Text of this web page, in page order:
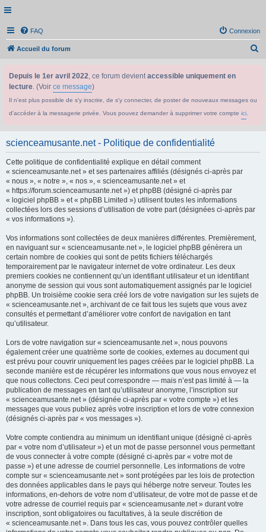
FAQ Connexion
Accueil du forum
Depuis le 1er avril 2022, ce forum devientaccessible uniquement en
lecture. (Voir ce message)
Il n'est plus possible de s'y inscrire, de s'y connecter, de poster de nouveaux messages ou
d'accéder à la messagerie privée. Vous pouvez demander à supprimer votre compte ici
scienceamusante.net - Politique de confidentialité
Cette politique de confidentialité explique en détail comment
« scienceamusante.net » et ses partenaires affiliés (désignés ci-après par
« nous », « notre », « nos », « scienceamusante.net » et
« https://forum.scienceamusante.net ») et phpBB (désigné ci-après par
« logiciel phpBB » et « phpBB Limited ») utilisent toutes les informations
collectées lors des sessions d’utilisation de votre part (désignées ci-après par
« vos informations »).
Vos informations sont collectées de deux manières différentes. Premièrement,
en naviguant sur « scienceamusante.net », le logiciel phpBB génèrera un
certain nombre de cookies qui sont de petits fichiers téléchargés
temporairement par le navigateur internet de votre ordinateur. Les deux
premiers cookies ne contiennent qu’un identifiant utilisateur et un identifiant
anonyme de session qui vous sont automatiquement assignés par le logiciel
phpBB. Un troisième cookie sera créé lors de votre navigation sur les sujets de
« scienceamusante.net », archivant de ce fait tous les sujets que vous avez
consultés et permettant d’améliorer votre confort de navigation en tant
qu’utilisateur.
Lors de votre navigation sur « scienceamusante.net », nous pouvons
également créer une quatrième sorte de cookies, externes au document qui
est prévu pour couvrir uniquement les pages créées par le logiciel phpBB. La
seconde manière est de récupérer les informations que vous nous envoyez et
que nous collectons. Ceci peut correspondre — mais n’est pas limité à — la
publication de messages en tant qu’utilisateur anonyme, l’inscription sur
« scienceamusante.net » (désignée ci-après par « votre compte ») et les
messages que vous publiez après votre inscription et lors de votre connexion
(désignés ci-après par « vos messages »).
Votre compte contiendra au minimum un identifiant unique (désigné ci-après
par « votre nom d’utilisateur ») et un mot de passe personnel vous permettant
de vous connecter à votre compte (désigné ci-après par « votre mot de
passe ») et une adresse de courriel personnelle. Les informations de votre
compte sur « scienceamusante.net » sont protégées par les lois de protection
des données applicables dans le pays qui héberge notre serveur. Toutes les
informations, en-dehors de votre nom d’utilisateur, de votre mot de passe et de
votre adresse de courriel requis par « scienceamusante.net » durant votre
inscription, sont obligatoires ou facultatives, à la seule discrétion de
« scienceamusante.net ». Dans tous les cas, vous pouvez contrôler quelles